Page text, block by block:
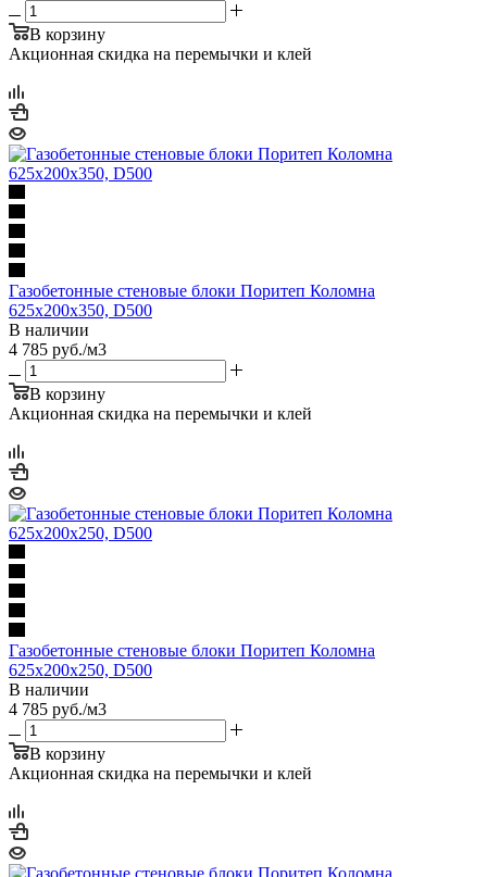
В корзину
Акционная скидка на перемычки и клей
Газобетонные стеновые блоки Поритеп Коломна
625х200х350, D500
В наличии
4 785 руб./м3
В корзину
Акционная скидка на перемычки и клей
Газобетонные стеновые блоки Поритеп Коломна
625х200х250, D500
В наличии
4 785 руб./м3
В корзину
Акционная скидка на перемычки и клей